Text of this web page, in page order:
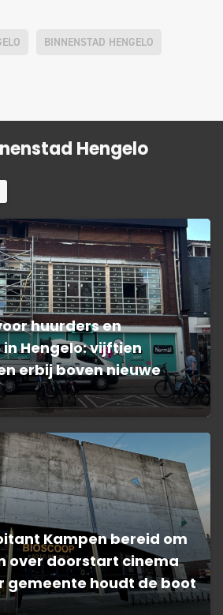
BINNENSTAD HENGELO
Hengelo
huurders en
Hengelo: vijftien
erbij boven nieuwe
Kampen bereid om
over doorstart cinema
gemeente houdt de boot